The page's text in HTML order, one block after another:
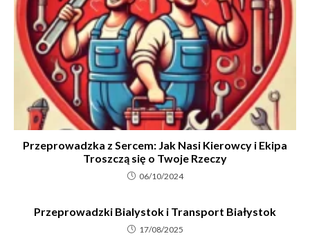
Przeprowadzka z Sercem: Jak Nasi Kierowcy i Ekipa
Troszczą się o Twoje Rzeczy
06/10/2024
Przeprowadzki Bialystok i Transport Białystok
17/08/2025